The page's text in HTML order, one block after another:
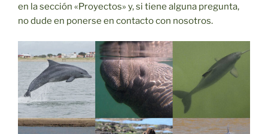
en la sección «Proyectos» y, si tiene alguna pregunta,
no dude en ponerse en contacto con nosotros.